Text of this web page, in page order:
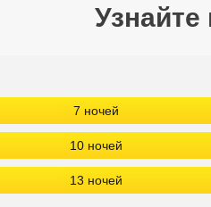
7 ночей
10 ночей
13 ночей